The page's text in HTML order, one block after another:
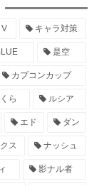
V キャラ対策
是空
カプコンカップ
ら ルシア
エド ダン
ス ナッシュ
影ナル者